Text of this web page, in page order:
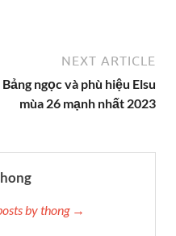
NEXT ARTICLE
Bảng ngọc và phù hiệu Elsu
mùa 26 mạnh nhất 2023
by thong →